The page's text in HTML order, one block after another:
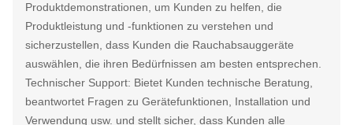
Produktdemonstrationen, um Kunden zu helfen, die
Produktleistung und -funktionen zu verstehen und
sicherzustellen, dass Kunden die Rauchabsauggeräte
auswählen, die ihren Bedürfnissen am besten entsprechen.
Technischer Support: Bietet Kunden technische Beratung,
beantwortet Fragen zu Gerätefunktionen, Installation und
Verwendung usw. und stellt sicher, dass Kunden alle